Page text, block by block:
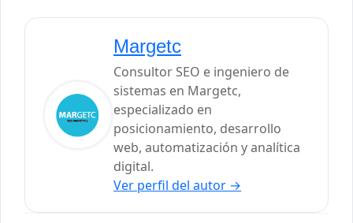
Margetc
Consultor SEO e ingeniero de
sistemas en Margetc,
especializado en
posicionamiento, desarrollo
web, automatización y analítica
digital.
Ver perfil del autor →